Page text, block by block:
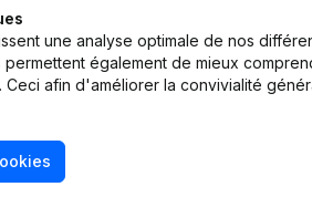
Nominations
une analyse optimale de nos
permettent également de mieux
Ceci afin d'améliorer la convivialité